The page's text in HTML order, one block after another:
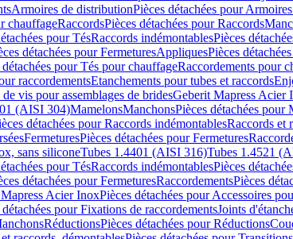
Armoires de distributionPièces détachées pour
chauffageRaccordsPièces détachées pour Raccords
pour TésRaccords indémontablesPièces
détachées pour FermeturesAppliquesPièces
détachées pour Tés pour chauffageRaccordements pour
raccordementsEtanchements pour tubes et raccords
de vis pour assemblages de bridesGeberit Mapress Acier
(AISI 304)MamelonsManchonsPièces détachées pour
détachées pour Raccords indémontablesRaccords et
FermeturesPièces détachées pour Fermetures
sans siliconeTubes 1.4401 (AISI 316)Tubes 1.4521
pour TésRaccords indémontablesPièces
détachées pour FermeturesRaccordementsPièces
Acier InoxPièces détachées pour Accessoires
détachées pour Fixations de raccordementsJoints
RéductionsPièces détachées pour Réductions